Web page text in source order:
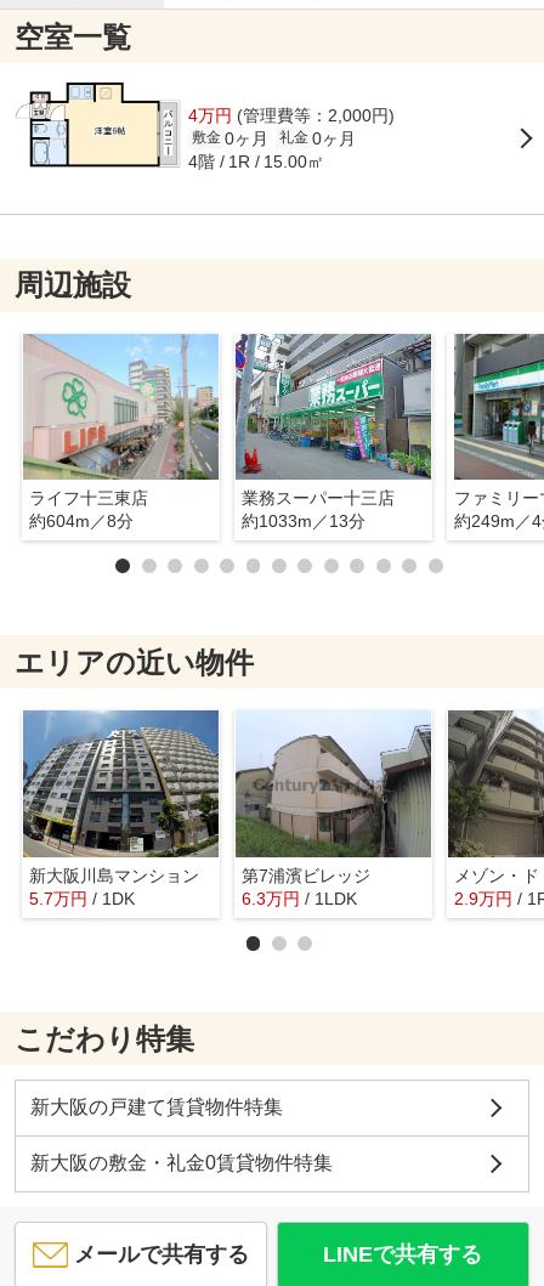
空室一覧
4万円 (管理費等：2,000円)
敷金 0ヶ月 礼金 0ヶ月
4階 1R 15.00㎡
周辺施設
ライフ十三東店
約604m／8分
業務スーパー十三店
約1033m／13分
約249m／
エリアの近い物件
新大阪川島マンション
5.7万円 / 1DK
第7浦濱ビレッジ
6.3万円 / 1LDK 2.9万円 /
こだわり特集
新大阪の戸建て賃貸物件特集
新大阪の敷金・礼金0賃貸物件特集
メールで共有する LINEで共有する